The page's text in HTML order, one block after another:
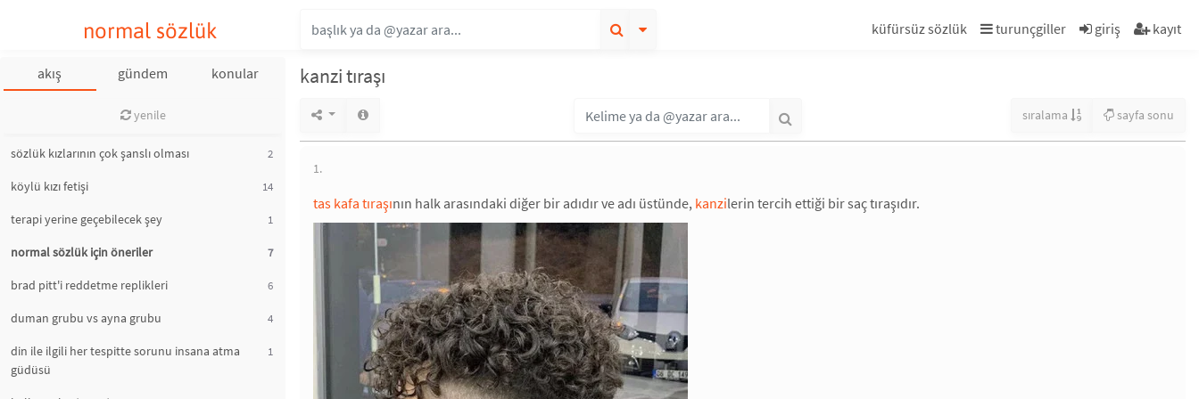
normal sözlük küfürsüz sözlük turunçgiller giriş kayıt
akış gündem konular
yenile
sözlük kızlarının çok şanslı olması 2
köylü kızı fetişi 14
terapi yerine geçebilecek şey 1
normal sözlük için öneriler 7
brad pitt'i reddetme replikleri 6
duman grubu vs ayna grubu 4
din ile ilgili her tespitte sorunu insana atma
güdüsü
1
kanzi tıraşı
sıralama sayfa sonu
1.
tas kafa tıraşının halk arasındaki diğer bir adıdır ve adı üstünde, kanzilerin tercih ettiği bir saç tıraşıdır.